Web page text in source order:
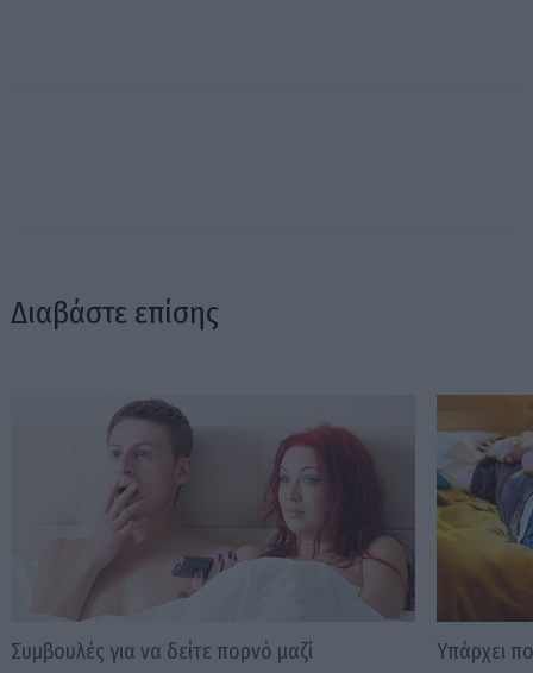
Διαβάστε επίσης
Συμβουλές για να δείτε πορνό μαζί Υπάρχει